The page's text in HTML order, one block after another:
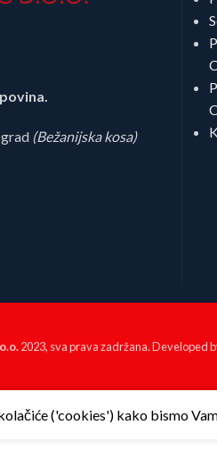
(Bežanijska kosa)
2023, sva prava zadržana. Developed
('cookies') kako bismo